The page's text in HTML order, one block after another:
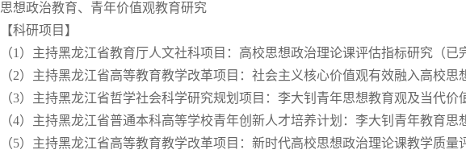
思想政治教育、青年价值观教育研究
【科研项目】
（1）主持黑龙江省教育厅人文社科项目：高校思想政治理论课评估指标研究（已
（2）主持黑龙江省高等教育教学改革项目：社会主义核心价值观有效融入高校思
（3）主持黑龙江省哲学社会科学研究规划项目：李大钊青年思想教育观及当代价
（4）主持黑龙江省普通本科高等学校青年创新人才培养计划：李大钊青年教育思
（5）主持黑龙江省高等教育教学改革项目：新时代高校思想政治理论课教学质量